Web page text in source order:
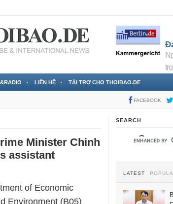
LIÊN HỆ TÀI TRỢ CHO THOIBAO.DE
FACEBOOK
Minister Chinh
assistant
of Economic
Environment (B05)
SEARCH
LATEST